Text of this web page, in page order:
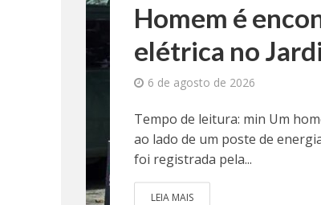
Homem é
elétrica no
6 de agosto de 2026
Tempo de leitura: min Um
ao lado de um poste de
foi registrada pela...
LEIA MAIS